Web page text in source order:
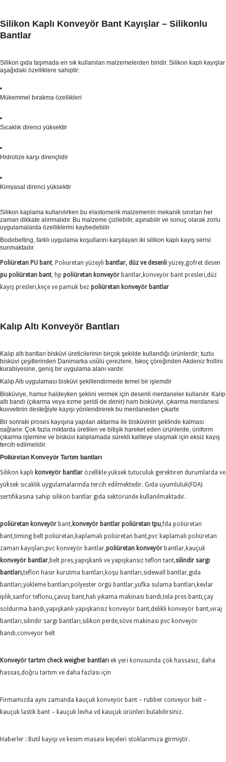
Silikon Kaplı Konveyör Bant Kayışlar – Silikonlu
Bantlar
Silikon gıda taşımada en sık kullanılan malzemelerden biridir. Silikon kaplı kayışlar
aşağıdaki özelliklere sahiptir:
Mükemmel bırakma özellikleri
Sıcaklık direnci yüksektir
Hidrolize karşı dirençlidir
Kimyasal direnci yüksektir
Silikon kaplama kullanılırken bu elastomerik malzemenin mekanik sınırları her
zaman dikkate alınmalıdır. Bu malzeme çizilebilir, aşınabilir ve sonuç olarak zorlu
uygulamalarda özelliklerini kaybedebilir.
Bodebelting, farklı uygulama koşullarını karşılayan iki silikon kaplı kayış serisi
sunmaktadır.
Poliüretan PU bant, Polıuretan yüzeyli bantlar, düz ve desenli yüzey,gofret desen
pu poliüretan bant, hp poliüretan konveyör bantlar,konveyör bant presleri,düz
kayış presleri,keçe ve pamuk bez poliüretan konveyör bantlar
Kalıp Altı Konveyör Bantları
Kalıp altı bantları bisküvi üreticilerinin birçok şekilde kullandığı ürünlerdir; tuzlu
bisküvi çeşitlerinden Danimarka usûlü çerezlere, İskoç çöreğinden Akdeniz frollini
kurabiyesine, geniş bir uygulama alanı vardır.
Kalıp Altı uygulaması bisküvi şekillendirmede temel bir işlemdir
Bisküviye, hamur haldeyken şeklini vermek için desenli merdaneler kullanılır. Kalıp
altı bandı (çıkarma veya ezme şeridi de denir) ham bisküviyi, çıkarma merdanesi
kuvvetinin desteğiyle kayışı yönlendirerek bu merdaneden çıkartır.
Bir sonraki proses kayışına yapılan aktarma ile bisküvinin şeklinde kalması
sağlanır. Çok fazla miktarda üretilen ve bitişik hareket eden ürünlerde, üniform
çıkarma işlemine ve bisküvi kalıplamada sürekli kaliteye ulaşmak için eksiz kayış
tercih edilmelidir.
Poliüretan Konveyör Tartım bantları
Silikon kaplı konveyör bantlar özellikle yüksek tutuculuk gerektiren durumlarda ve
yüksek sıcaklık uygulamalarında tercih edilmektedir. Gıda uyumluluk(FDA)
sertifikasına sahip silikon bantlar gıda sektöründe kullanılmaktadır.
poliüretan konveyör bant, konveyör bantlar poliüretan tpu,fda poliüretan
bant,timing belt poliüretan,kaplamalı poliüretan bant,pvc kaplamalı poliüretan
zaman kayışları,pvc konveyör bantlar,poliüretan konveyör bantlar,kauçuk
konveyör bantlar,belt pres,yapışkanlı ve yapışkansız teflon tant,silindir sargı
bantları,teflon hasır kurutma bantları,koşu bantları,sidewall bantlar,gıda
bantları,yükleme bantları,polyester örgü bantlar,yufka sulama bantları,kevlar
iplik,sanfor teflonu,çavuş bant,halı yıkama makinası bandı,tela pres bantı,çay
soldurma bandı,yapışkanlı yapışkansız konveyör bant,delikli konveyör bant,viraj
bantları,silindir sargı bantları,silikon perde,söve makinası pvc konveyör
bandı,conveyor belt
Konveyör tartım check weigher bantları ek yeri konusunda çok hassasız, daha
hassas,doğru tartım ve daha fazlası için
Firmamızda aynı zamanda kauçuk konveyör bant – rubber conveyor belt –
kauçuk lastik bant – kauçuk levha vd kauçuk ürünleri bulabilirsiniz.
Haberler : Butil kayışı ve kesim masası keçeleri stoklarımıza girmiştir.